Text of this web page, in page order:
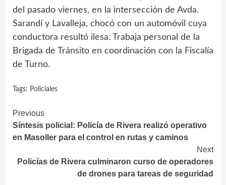
del pasado viernes, en la intersección de Avda.
Sarandí y Lavalleja, chocó con un automóvil cuya
conductora resultó ilesa. Trabaja personal de la
Brigada de Tránsito en coordinación con la Fiscalía
de Turno.
Tags: Policiales
Continue
Reading
Previous
Síntesis policial: Policía de Rivera realizó operativo
en Masoller para el control en rutas y caminos
Next
Policías de Rivera culminaron curso de operadores
de drones para tareas de seguridad